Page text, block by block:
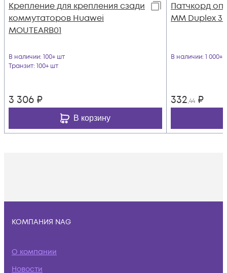
Крепление для крепления сзади
коммутаторов Huawei
MOUTEARB01
В наличии: 100+ шт
Транзит: 100+ шт
3 306 ₽
В корзину
Патчкорд
MM Duplex 3
В наличии: 1 000+
332,44 ₽
КОМПАНИЯ NAG
О компании
Новости